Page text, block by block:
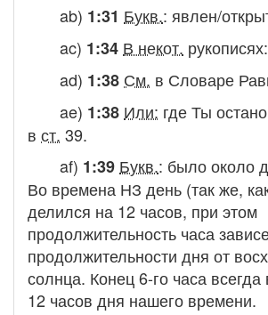
ab) 1:31 Букв.: явлен/
ac) 1:34 В некот. рукописях:
ad) 1:38 См. в Словаре
ae) 1:38 Или: где Ты
в ст. 39.
af) 1:39 Букв.: было около
Во времена НЗ день (так же,
делился на 12 часов, при этом
продолжительность часа
продолжительности дня от
солнца. Конец 6-го часа
12 часов дня нашего времени.